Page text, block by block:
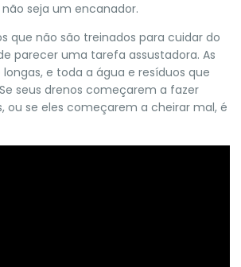
seja um encanador.
que não são treinados para cuidar do
parecer uma tarefa assustadora. As
e toda a água e resíduos que
seus drenos começarem a fazer
ou se eles começarem a cheirar mal, é